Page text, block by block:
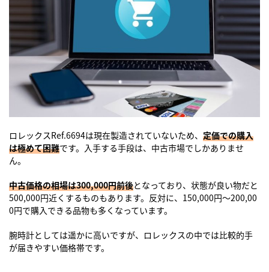
ロレックスRef.6694は現在製造されていないため、 定価での購入
は極めて困難です。入手する手段は、中古市場でしかありませ
ん。
中古価格の相場は300,000円前後となっており、状態が良い物だと
500,000円近くするものもあります。反対に、150,000円〜200,00
0円で購入できる品物も多くなっています。
腕時計としては遥かに高いですが、ロレックスの中では比較的手
が届きやすい価格帯です。